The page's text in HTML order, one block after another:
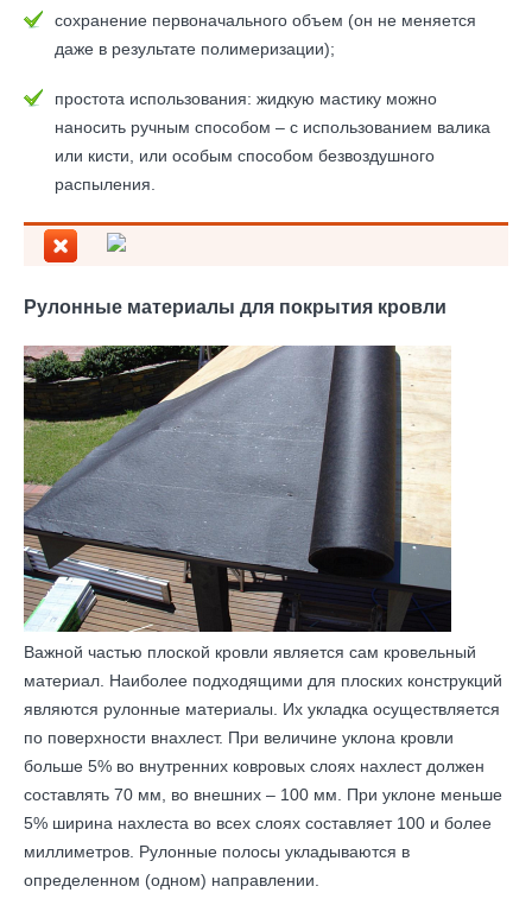
сохранение первоначального объем (он не меняется
даже в результате полимеризации);
простота использования: жидкую мастику можно
наносить ручным способом – с использованием валика
или кисти, или особым способом безвоздушного
распыления.
Рулонные материалы для покрытия кровли
Важной частью плоской кровли является сам кровельный
материал. Наиболее подходящими для плоских конструкций
являются рулонные материалы. Их укладка осуществляется
по поверхности внахлест. При величине уклона кровли
больше 5% во внутренних ковровых слоях нахлест должен
составлять 70 мм, во внешних – 100 мм. При уклоне меньше
5% ширина нахлеста во всех слоях составляет 100 и более
миллиметров. Рулонные полосы укладываются в
определенном (одном) направлении.